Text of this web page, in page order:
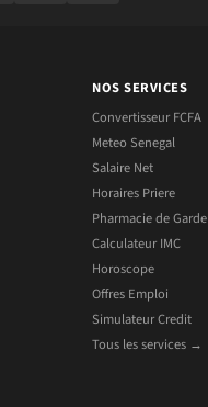
NOS SERVICES
Convertisseur FCFA
Meteo Senegal
Salaire Net
Horaires Priere
Pharmacie de Garde
Calculateur IMC
Horoscope
Offres Emploi
Simulateur Credit
Tous les services →